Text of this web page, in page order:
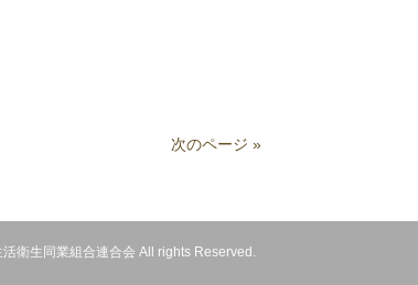
次のページ »
衛生同業組合連合会 All rights Reserved.